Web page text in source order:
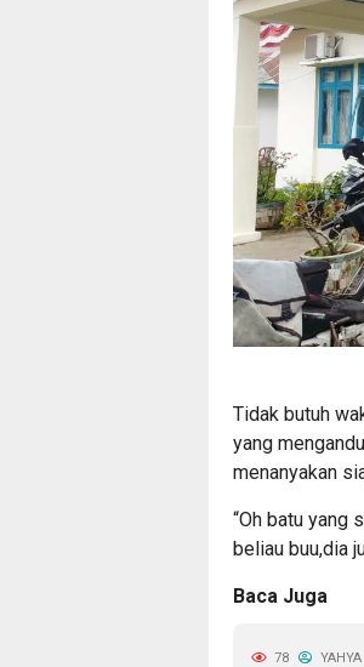
Tidak butuh
yang
menanyakan
“Oh batu yang
beliau buu,dia
Baca Juga
78
YAHYA